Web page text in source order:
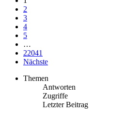
2
3
4
5
…
22041
Nächste
Themen
Antworten
Zugriffe
Letzter Beitrag